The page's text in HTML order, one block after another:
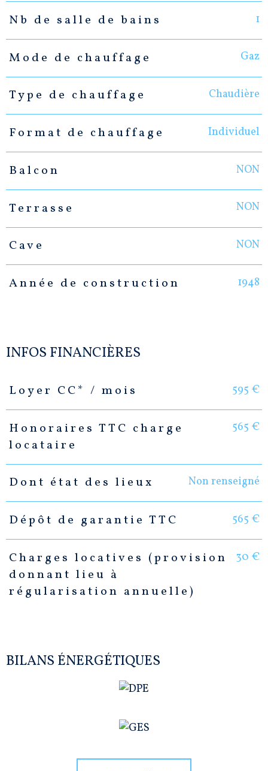
Nb de salle de bains 1
Mode de chauffage Gaz
Type de chauffage Chaudière
Format de chauffage Individuel
Balcon NON
Terrasse NON
Cave NON
Année de construction 1948
INFOS FINANCIÈRES
Caractéristiques Valeurs
Loyer CC* / mois 595 €
Honoraires TTC charge
locataire
565 €
Dont état des lieux Non renseigné
Dépôt de garantie TTC 565 €
Charges locatives (provision
donnant lieu à
régularisation annuelle)
30 €
BILANS ÉNERGÉTIQUES